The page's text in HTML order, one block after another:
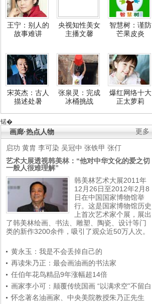
王宁：别人的
故事难讲
央视知性美女
主播文馨
智慧树：谨防
芒果皮炎
宋英杰：古人
描述处暑
张泉灵：完成
冰桶挑战
爆红网络十大
正太萝莉
锘�
更多
画廊·热点人物
启功 黄胄 李可染 吴冠中 张铁甲 张仃
艺术大展透视韩美林：“他对中华文化的爱之切
一般人很难理解”
韩美林艺术大展2011年
12月26日至2012年2月8
日在中国国家博物馆举
行。这是国家博物馆历史
上首次艺术家个展，展出
了韩美林绘画、书法、雕塑、陶瓷、设计等门
类的新作3200余件，吸引了观众近50万人次。
黄永玉：我是不会丢掉自己的
再读朱乃正：最会画油画的书法家
任伯年花鸟精品9年涨幅超14倍
画家李小可：颠覆传统国画 “以满求空”不留白
怀念著名油画家、中央美院教授朱乃正先生